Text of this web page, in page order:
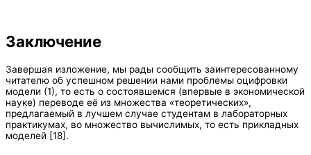
Заключение
Завершая изложение, мы рады сообщить заинтересованному
читателю об успешном решении нами проблемы оцифровки
модели (1), то есть о состоявшемся (впервые в экономической
науке) переводе её из множества «теоретических»,
предлагаемый в лучшем случае студентам в лабораторных
практикумах, во множество вычислимых, то есть прикладных
моделей [18].